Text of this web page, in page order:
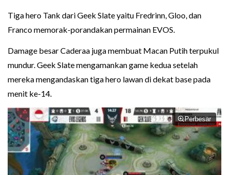
Tiga hero Tank dari Geek Slate yaitu Fredrinn, Gloo, dan
Franco memorak-porandakan permainan EVOS.
Damage besar Caderaa juga membuat Macan Putih terpukul
mundur. Geek Slate mengamankan game kedua setelah
mereka mengandaskan tiga hero lawan di dekat base pada
menit ke-14.
Perbesar